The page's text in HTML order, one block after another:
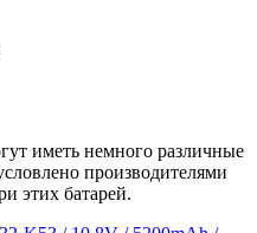
иметь немного различные
производителями
этих батарей.